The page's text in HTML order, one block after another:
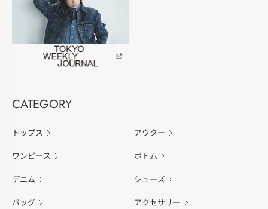
CATEGORY
トップス アウター
ワンピース ボトム
デニム シューズ
バッグ アクセサリー